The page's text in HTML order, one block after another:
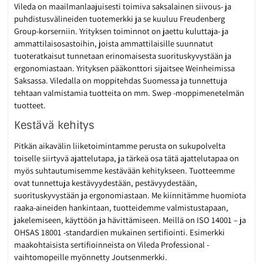
Vileda on maailmanlaajuisesti toimiva saksalainen siivous- ja
puhdistusvälineiden tuotemerkki ja se kuuluu Freudenberg
Group-korserniin. Yrityksen toiminnot on jaettu kuluttaja- ja
ammattilaisosastoihin, joista ammattilaisille suunnatut
tuoteratkaisut tunnetaan erinomaisesta suorituskyvystään ja
ergonomiastaan. Yrityksen pääkonttori sijaitsee Weinheimissa
Saksassa. Viledalla on moppitehdas Suomessa ja tunnettuja
tehtaan valmistamia tuotteita on mm. Swep -moppimenetelmän
tuotteet.
Kestävä kehitys
Pitkän aikavälin liiketoimintamme perusta on sukupolvelta
toiselle siirtyvä ajattelutapa, ja tärkeä osa tätä ajattelutapaa on
myös suhtautumisemme kestävään kehitykseen. Tuotteemme
ovat tunnettuja kestävyydestään, pestävyydestään,
suorituskyvystään ja ergonomiastaan. Me kiinnitämme huomiota
raaka-aineiden hankintaan, tuotteidemme valmistustapaan,
jakelemiseen, käyttöön ja hävittämiseen. Meillä on ISO 14001 – ja
OHSAS 18001 -standardien mukainen sertifiointi. Esimerkki
maakohtaisista sertifioinneista on Vileda Professional -
vaihtomopeille myönnetty Joutsenmerkki.